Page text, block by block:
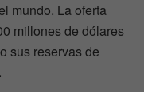
mundo. La oferta
millones de dólares
sus reservas de